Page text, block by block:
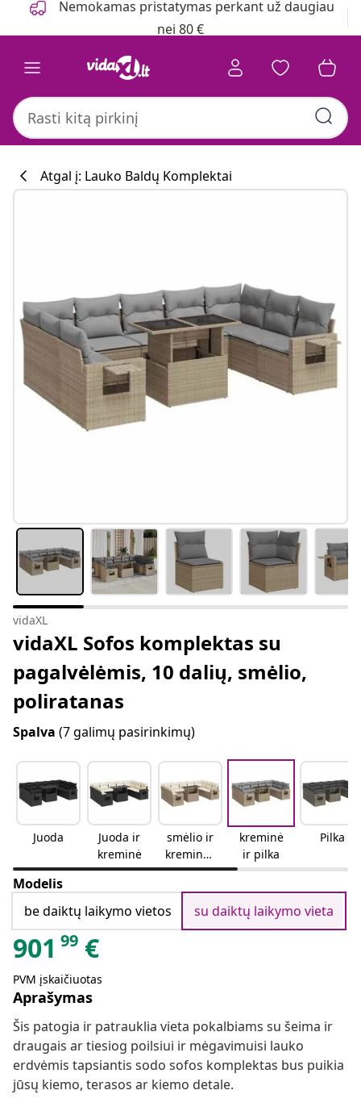
Nemokamas pristatymas perkant už daugiau
nei 80 €
Atgal į: Lauko Baldų Komplektai
vidaXL
vidaXL Sofos komplektas su
pagalvėlėmis, 10 dalių, smėlio,
poliratanas
Spalva (7 galimų pasirinkimų)
Juoda
Juoda ir
kreminė
smėlio ir
kreminės
spalvos
kreminė
ir pilka
Pilka
Modelis
be daiktų laikymo vietos
su daiktų laikymo vieta
901 99 €
PVM įskaičiuotas
Aprašymas
Šis patogia ir patrauklia vieta pokalbiams su šeima ir
draugais ar tiesiog poilsiui ir mėgavimuisi lauko
erdvėmis tapsiantis sodo sofos komplektas bus puikia
jūsų kiemo, terasos ar kiemo detale.